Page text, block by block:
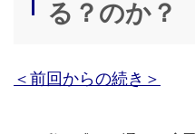
る？のか？
＜前回からの続き＞